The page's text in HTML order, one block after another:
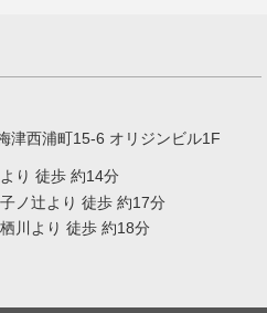
津西浦町15-6 オリジンビル1F
り 徒歩 約14分
ノ辻より 徒歩 約17分
川より 徒歩 約18分